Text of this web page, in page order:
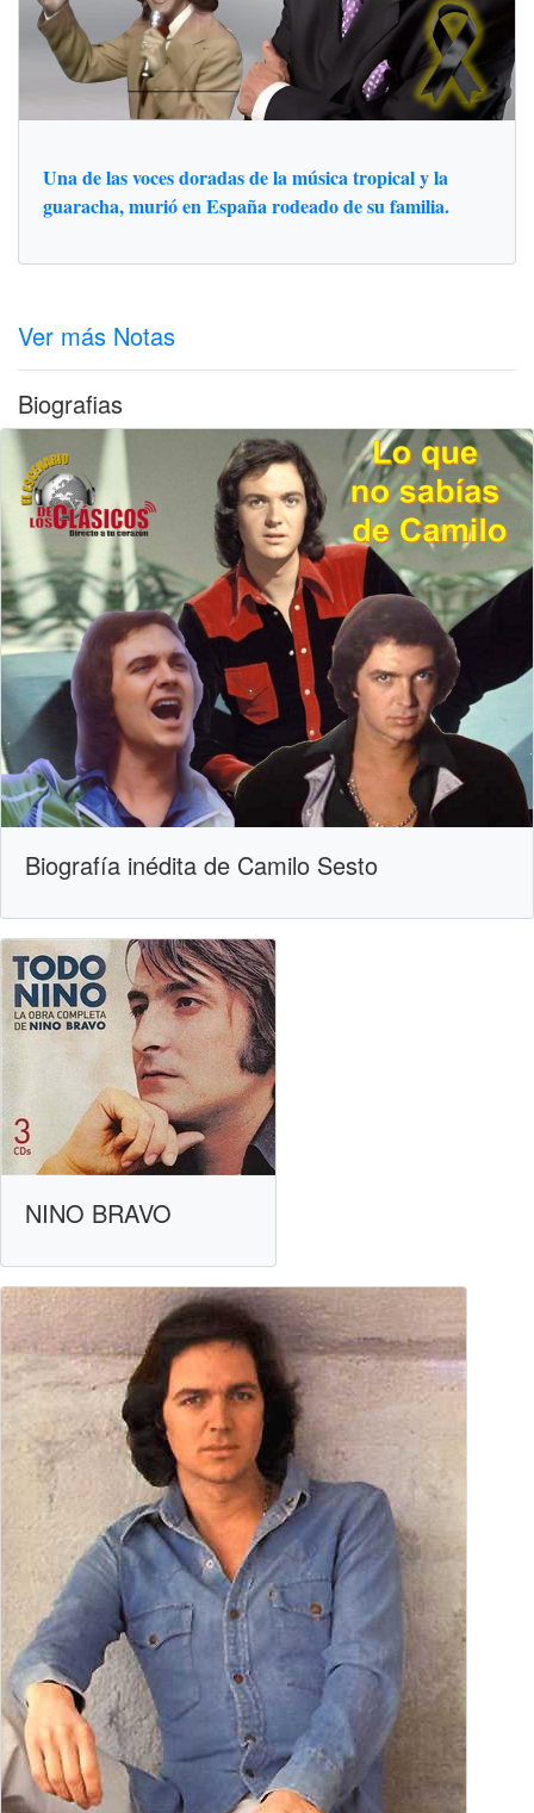
Una de las voces doradas de la música tropical y la
guaracha, murió en España rodeado de su familia.
Ver más Notas
Biografias
Biografía inédita de Camilo Sesto
NINO BRAVO